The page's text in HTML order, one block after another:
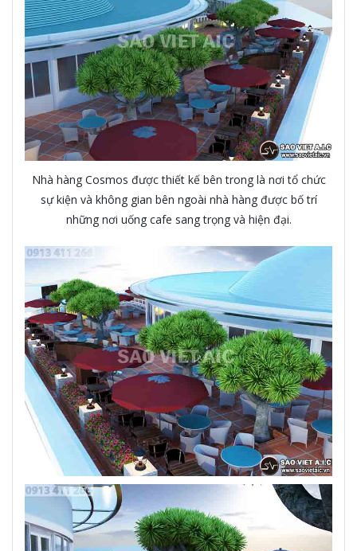
Nhà hàng Cosmos được thiết kế bên trong là nơi tổ chức
sự kiện và không gian bên ngoài nhà hàng được bố trí
những nơi uống cafe sang trọng và hiện đại.